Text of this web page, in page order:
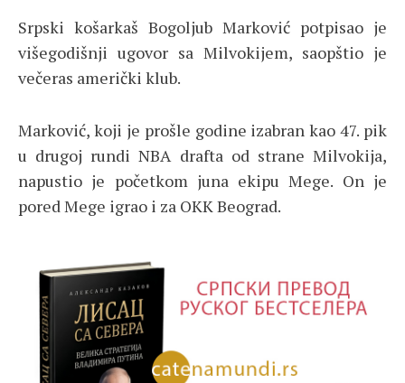
Srpski košarkaš Bogoljub Marković potpisao je
višegodišnji ugovor sa Milvokijem, saopštio je
večeras američki klub.
Marković, koji je prošle godine izabran kao 47. pik
u drugoj rundi NBA drafta od strane Milvokija,
napustio je početkom juna ekipu Mege. On je
pored Mege igrao i za OKK Beograd.